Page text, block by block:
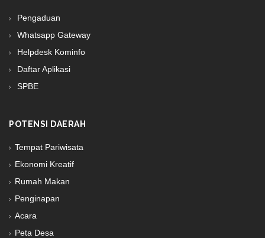
Pengaduan
Whatsapp Gateway
Helpdesk Kominfo
Daftar Aplikasi
SPBE
POTENSI DAERAH
Tempat Pariwisata
Ekonomi Kreatif
Rumah Makan
Penginapan
Acara
Peta Desa